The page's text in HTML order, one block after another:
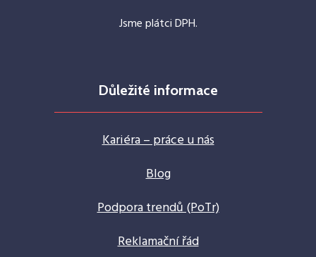
Jsme plátci DPH.
Důležité informace
Kariéra – práce u nás
Blog
Podpora trendů (PoTr)
Reklamační řád